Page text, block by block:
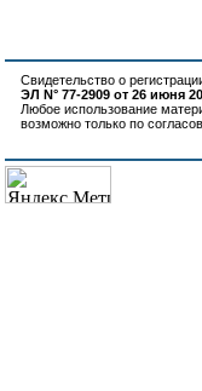
Свидетельство о
ЭЛ N° 77-2909 от 26 июня
Любое использование
возможно только по